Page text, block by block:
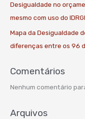
Desigualdade no
mesmo com uso do
Mapa da Desigualdade
diferenças entre os 96
Comentários
Nenhum comentário
Arquivos